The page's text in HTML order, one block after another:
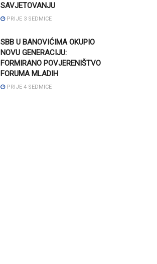
SAVJETOVANJU
PRIJE 3 SEDMICE
SBB U BANOVIĆIMA OKUPIO
NOVU GENERACIJU:
FORMIRANO POVJERENIŠTVO
FORUMA MLADIH
PRIJE 4 SEDMICE